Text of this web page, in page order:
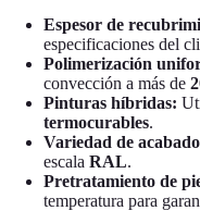
Espesor de
especificaciones del
Polimerización
convección a más de
Pinturas híbridas:
termocurables.
Variedad de
escala RAL.
Pretratamiento de
temperatura para